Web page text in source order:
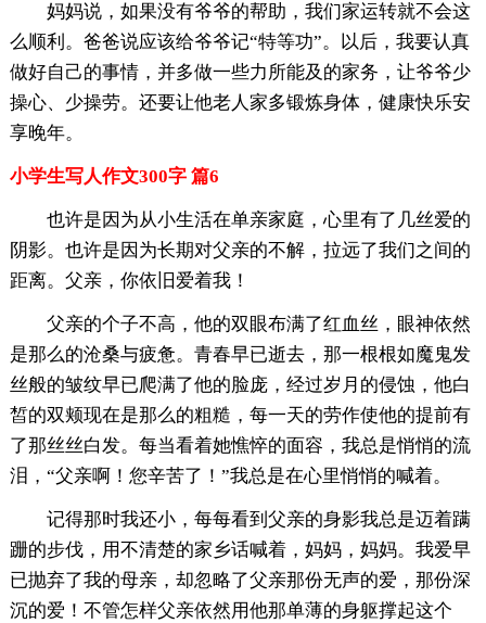
妈妈说，如果没有爷爷的帮助，我们家运转就不会这
么顺利。爸爸说应该给爷爷记“特等功”。以后，我要认真
做好自己的事情，并多做一些力所能及的家务，让爷爷少
操心、少操劳。还要让他老人家多锻炼身体，健康快乐安
享晚年。
小学生写人作文300字 篇6
也许是因为从小生活在单亲家庭，心里有了几丝爱的
阴影。也许是因为长期对父亲的不解，拉远了我们之间的
距离。父亲，你依旧爱着我！
父亲的个子不高，他的双眼布满了红血丝，眼神依然
是那么的沧桑与疲惫。青春早已逝去，那一根根如魔鬼发
丝般的皱纹早已爬满了他的脸庞，经过岁月的侵蚀，他白
皙的双颊现在是那么的粗糙，每一天的劳作使他的提前有
了那丝丝白发。每当看着她憔悴的面容，我总是悄悄的流
泪，“父亲啊！您辛苦了！”我总是在心里悄悄的喊着。
记得那时我还小，每每看到父亲的身影我总是迈着蹒
跚的步伐，用不清楚的家乡话喊着，妈妈，妈妈。我爱早
已抛弃了我的母亲，却忽略了父亲那份无声的爱，那份深
沉的爱！不管怎样父亲依然用他那单薄的身躯撑起这个